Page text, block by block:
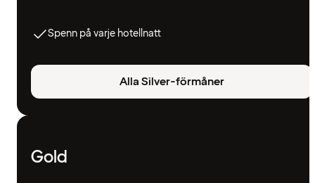
Spenn på varje hotellnatt
Alla Silver-förmåner
Gold